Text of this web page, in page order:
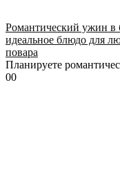
Романтический ужин в
идеальное блюдо для
повара
Планируете
00